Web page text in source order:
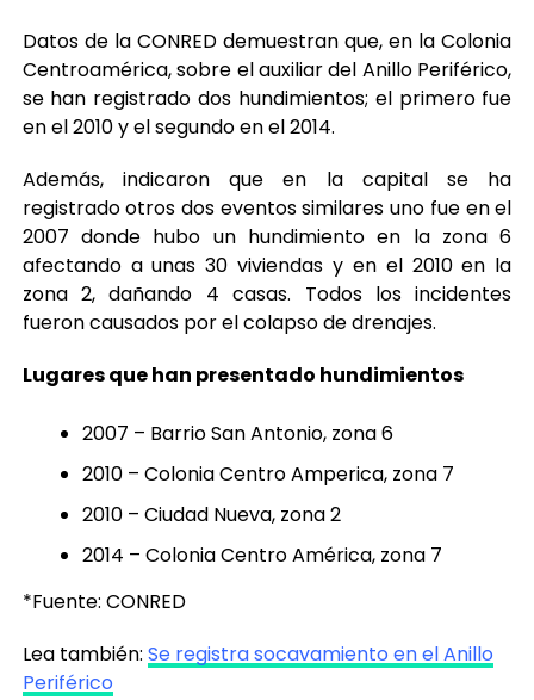
Datos de la CONRED demuestran que, en la Colonia
Centroamérica, sobre el auxiliar del Anillo Periférico,
se han registrado dos hundimientos; el primero fue
en el 2010 y el segundo en el 2014.
Además, indicaron que en la capital se ha
registrado otros dos eventos similares uno fue en el
2007 donde hubo un hundimiento en la zona 6
afectando a unas 30 viviendas y en el 2010 en la
zona 2, dañando 4 casas. Todos los incidentes
fueron causados por el colapso de drenajes.
Lugares que han presentado hundimientos
2007 – Barrio San Antonio, zona 6
2010 – Colonia Centro Amperica, zona 7
2010 – Ciudad Nueva, zona 2
2014 – Colonia Centro América, zona 7
*Fuente: CONRED
Lea también: Se registra socavamiento en el Anillo
Periférico